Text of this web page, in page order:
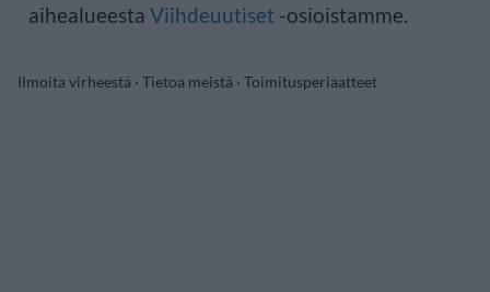
aihealueesta Viihdeuutiset -osioistamme.
Ilmoita virheestä · Tietoa meistä · Toimitusperiaatteet